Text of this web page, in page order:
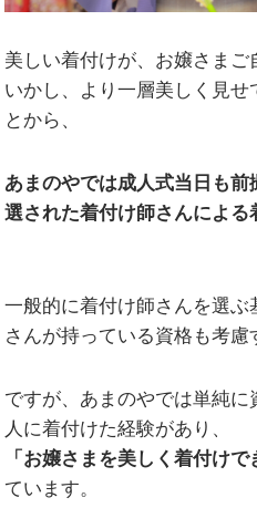
美しい着付けが、お嬢さま
いかし、より一層美しく見せ
とから、
あまのやでは成人式当日も
選された着付け師さんによる
一般的に着付け師さんを選
さんが持っている資格も考慮
ですが、あまのやでは単純に
人に着付けた経験があり、
「お嬢さまを美しく着付けで
ています。